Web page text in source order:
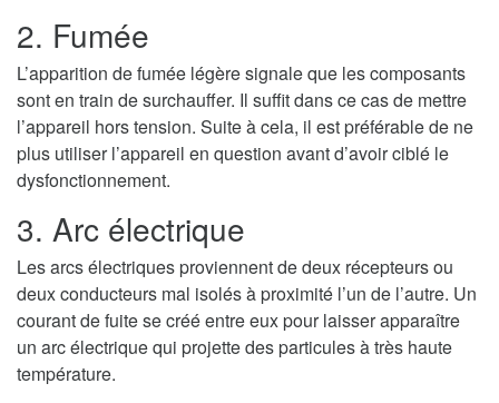
2. Fumée
L’apparition de fumée légère signale que les composants
sont en train de surchauffer. Il suffit dans ce cas de mettre
l’appareil hors tension. Suite à cela, il est préférable de ne
plus utiliser l’appareil en question avant d’avoir ciblé le
dysfonctionnement.
3. Arc électrique
Les arcs électriques proviennent de deux récepteurs ou
deux conducteurs mal isolés à proximité l’un de l’autre. Un
courant de fuite se créé entre eux pour laisser apparaître
un arc électrique qui projette des particules à très haute
température.